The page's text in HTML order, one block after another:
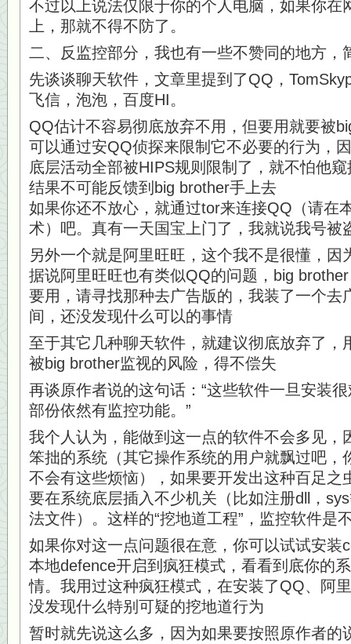
不过以上说法仅限于你的个人电脑，如果你在
上，那就不得不防了。
二、反监控部分，我也有一些不赞同的地方，
先谈谈聊天软件，文章里提到了QQ，
飞信，泡泡，百度HI。
QQ估计不容易彻底放弃不用，但要用就要被
可以通过安QQ侦探来限制它不必要的行为，
底层活动全部被HIPS规则限制了，就不怕他
结果不可能反馈到big brother手上去
如果你还不放心，就通过tor来连接QQ（请在
术）吧。真有一天国宝上门了，我就说我号被
另外一个就是阿里旺旺，这个我不是很懂，因
据说阿里旺旺也有类似QQ的问题，big
要用，请寻找那种去广告版的，我装了一个去
间，还没发现什么可以的事情
至于其它几种聊天软件，就建议彻底放弃了，
被big brother监视的风险，得不偿失
再谈原作者说的这句话：“这些软件一旦安装
部份依然有监控功能。”
我个人认为，能做到这一点的软件不会多见，
笨拙的系统（其它操作系统的用户就飘过吧，
不会有这些烦恼），如果要开发出这种百足之
要在系统底层插入不少机关（比如注册dll，
法文件）。这样的“挖地道工程”，监控软件是
如果你对这一点问题很在意，你可以试试安装
本地defence开启到疯狂模式，看看到底你的
情。我用过这种疯狂模式，在安装了QQ、阿
没发现什么特别可疑的挖地道行为
暂时就先说这么多，因为如果要按照原作者的